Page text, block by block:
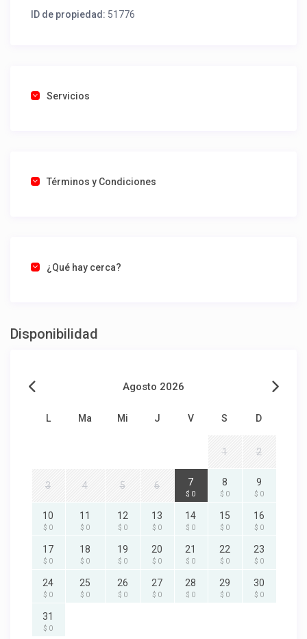
ID de propiedad: 51776
Servicios
Términos y Condiciones
¿Qué hay cerca?
Disponibilidad
Agosto 2026
L Ma Mi J V S D
1 2
3 4 5 6 7
$ 0
8
$ 0
9
$ 0
10
$ 0
11
$ 0
12
$ 0
13
$ 0
14
$ 0
15
$ 0
16
$ 0
17
$ 0
18
$ 0
19
$ 0
20
$ 0
21
$ 0
22
$ 0
23
$ 0
24
$ 0
25
$ 0
26
$ 0
27
$ 0
28
$ 0
29
$ 0
30
$ 0
31
$ 0